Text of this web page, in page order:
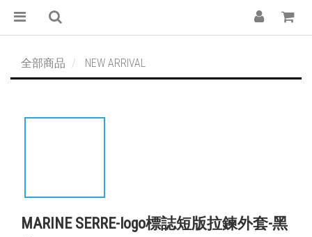
全部商品 NEW ARRIVAL
MARINE SERRE-logo標誌短版拉鍊外套-黑